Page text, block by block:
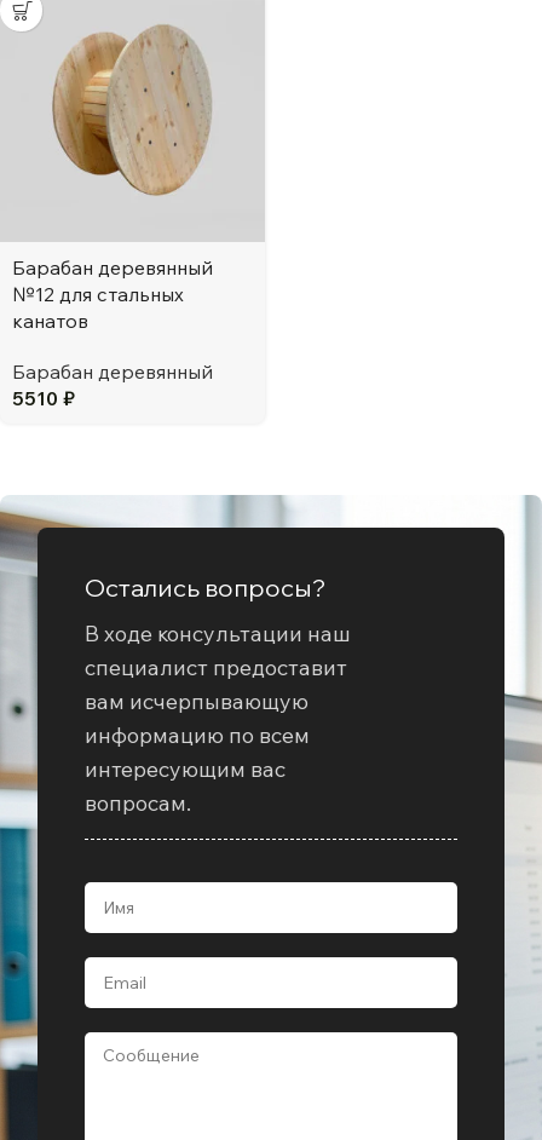
Барабан деревянный
№12 для стальных
канатов
Барабан деревянный
5510 ₽
Остались вопросы?
В ходе консультации наш
специалист предоставит
вам исчерпывающую
информацию по всем
интересующим вас
вопросам.